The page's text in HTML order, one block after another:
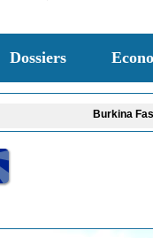
Dossiers
Burkina Faso: des